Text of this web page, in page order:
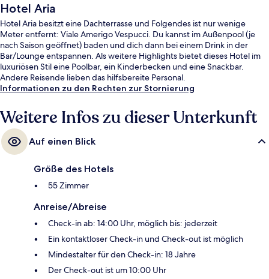
Hotel Aria
Hotel Aria besitzt eine Dachterrasse und Folgendes ist nur wenige
Meter entfernt: Viale Amerigo Vespucci. Du kannst im Außenpool (je
nach Saison geöffnet) baden und dich dann bei einem Drink in der
Bar/Lounge entspannen. Als weitere Highlights bietet dieses Hotel im
luxuriösen Stil eine Poolbar, ein Kinderbecken und eine Snackbar.
Andere Reisende lieben das hilfsbereite Personal.
Informationen zu den Rechten zur Stornierung
Weitere Infos zu dieser Unterkunft
Auf einen Blick
Größe des Hotels
55 Zimmer
Anreise/Abreise
Check-in ab: 14:00 Uhr, möglich bis: jederzeit
Ein kontaktloser Check-in und Check-out ist möglich
Mindestalter für den Check-in: 18 Jahre
Der Check-out ist um 10:00 Uhr